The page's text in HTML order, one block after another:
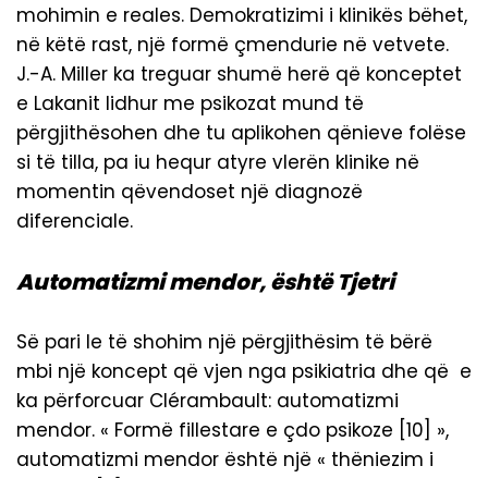
mohimin e reales. Demokratizimi i klinikës bëhet,
në këtë rast, një formë çmendurie në vetvete.
J.-A. Miller ka treguar shumë herë që konceptet
e Lakanit lidhur me psikozat mund të
përgjithësohen dhe tu aplikohen qënieve folëse
si të tilla, pa iu hequr atyre vlerën klinike në
momentin qëvendoset një diagnozë
diferenciale.
Automatizmi mendor, është Tjetri
Së pari le të shohim një përgjithësim të bërë
mbi një koncept që vjen nga psikiatria dhe që e
ka përforcuar Clérambault: automatizmi
mendor. « Formë fillestare e çdo psikoze [10] »,
automatizmi mendor është një « thëniezim i